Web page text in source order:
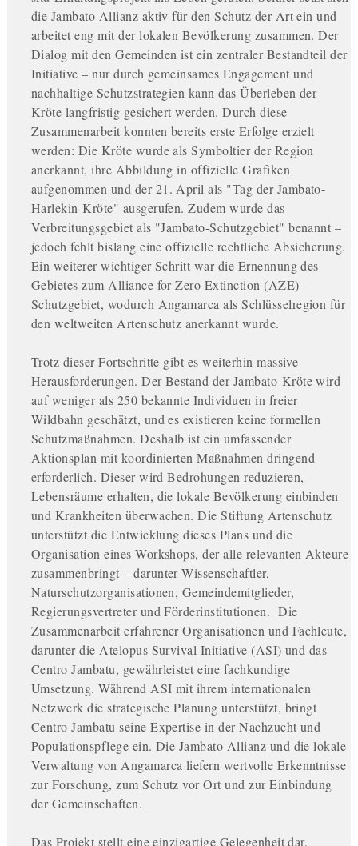
die Jambato Allianz aktiv für den Schutz der Art ein und
arbeitet eng mit der lokalen Bevölkerung zusammen. Der
Dialog mit den Gemeinden ist ein zentraler Bestandteil der
Initiative – nur durch gemeinsames Engagement und
nachhaltige Schutzstrategien kann das Überleben der
Kröte langfristig gesichert werden. Durch diese
Zusammenarbeit konnten bereits erste Erfolge erzielt
werden: Die Kröte wurde als Symboltier der Region
anerkannt, ihre Abbildung in offizielle Grafiken
aufgenommen und der 21. April als "Tag der Jambato-
Harlekin-Kröte" ausgerufen. Zudem wurde das
Verbreitungsgebiet als "Jambato-Schutzgebiet" benannt –
jedoch fehlt bislang eine offizielle rechtliche Absicherung.
Ein weiterer wichtiger Schritt war die Ernennung des
Gebietes zum Alliance for Zero Extinction (AZE)-
Schutzgebiet, wodurch Angamarca als Schlüsselregion für
den weltweiten Artenschutz anerkannt wurde.
Trotz dieser Fortschritte gibt es weiterhin massive
Herausforderungen. Der Bestand der Jambato-Kröte wird
auf weniger als 250 bekannte Individuen in freier
Wildbahn geschätzt, und es existieren keine formellen
Schutzmaßnahmen. Deshalb ist ein umfassender
Aktionsplan mit koordinierten Maßnahmen dringend
erforderlich. Dieser wird Bedrohungen reduzieren,
Lebensräume erhalten, die lokale Bevölkerung einbinden
und Krankheiten überwachen. Die Stiftung Artenschutz
unterstützt die Entwicklung dieses Plans und die
Organisation eines Workshops, der alle relevanten Akteure
zusammenbringt – darunter Wissenschaftler,
Naturschutzorganisationen, Gemeindemitglieder,
Regierungsvertreter und Förderinstitutionen. Die
Zusammenarbeit erfahrener Organisationen und Fachleute,
darunter die Atelopus Survival Initiative (ASI) und das
Centro Jambatu, gewährleistet eine fachkundige
Umsetzung. Während ASI mit ihrem internationalen
Netzwerk die strategische Planung unterstützt, bringt
Centro Jambatu seine Expertise in der Nachzucht und
Populationspflege ein. Die Jambato Allianz und die lokale
Verwaltung von Angamarca liefern wertvolle Erkenntnisse
zur Forschung, zum Schutz vor Ort und zur Einbindung
der Gemeinschaften.
Das Projekt stellt eine einzigartige Gelegenheit dar,